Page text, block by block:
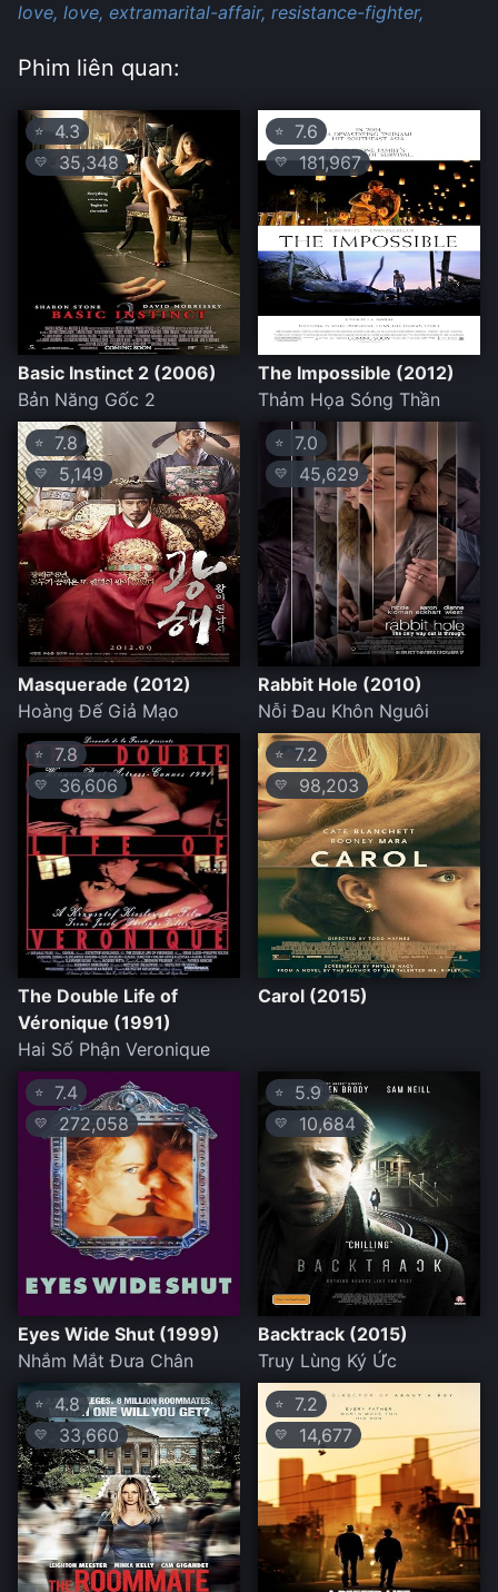
love, love, extramarital-affair, resistance-fighter,
Phim liên quan:
⭐ 4.3
💛 35,348
Basic Instinct 2 (2006)
Bản Năng Gốc 2
⭐ 7.6
💛181,967
The Impossible (2012)
Thảm Họa Sóng Thần
⭐ 7.8
💛 5,149
Masquerade (2012)
Hoàng Đế Giả Mạo
⭐ 7.0
💛 45,629
Rabbit Hole (2010)
Nỗi Đau Khôn Nguôi
⭐ 7.8
💛 36,606
The Double Life of
Véronique (1991)
Hai Số Phận Veronique
⭐ 7.2
💛 98,203
Carol (2015)
⭐ 7.4
💛 272,058
Eyes Wide Shut (1999)
Nhắm Mắt Đưa Chân
⭐ 5.9
💛 10,684
Backtrack (2015)
Truy Lùng Ký Ức
⭐ 4.8
💛 33,660
⭐ 7.2
💛 14,677